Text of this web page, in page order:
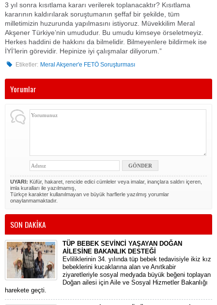
3 yıl sonra kısıtlama kararı verilerek toplanacaktır? Kısıtlama
kararının kaldırılarak soruştumanın şeffaf bir şekilde, tüm
milletimizin huzurunda yapılmasını istiyoruz. Müvekkilim Meral
Akşener Türkiye’nin umududur. Bu umudu kimseye örseletmeyiz.
Herkes haddini de hakkını da bilmelidir. Bilmeyenlere bildirmek ise
İYİ’lerin görevidir. Hepinize iyi çalışmalar diliyorum.”
Etiketler: Meral Akşener'e FETÖ Soruşturması
Yorumlar
UYARI: Küfür, hakaret, rencide edici cümleler veya imalar, inançlara saldırı içeren,
imla kuralları ile yazılmamış,
Türkçe karakter kullanılmayan ve büyük harflerle yazılmış yorumlar
onaylanmamaktadır.
SON DAKİKA
TÜP BEBEK SEVİNCİ YAŞAYAN DOĞAN
AİLESİNE BAKANLIK DESTEĞİ
​Evliliklerinin 34. yılında tüp bebek tedavisiyle ikiz kız
bebeklerini kucaklarına alan ve Anıtkabir
ziyaretleriyle sosyal medyada büyük beğeni toplayan
Doğan ailesi için Aile ve Sosyal Hizmetler Bakanlığı
harekete geçti.